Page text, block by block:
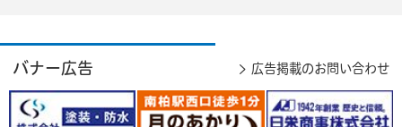
バナー広告 広告掲載のお問い合わせ